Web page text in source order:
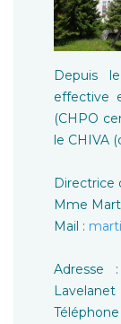
Depuis
effective
(CHPO
le CHIVA
Directrice
Mme
Mail :
Adresse
Lavelanet